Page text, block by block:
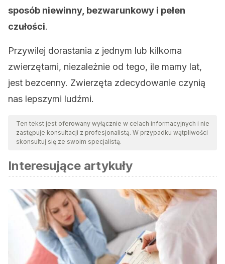
sposób niewinny, bezwarunkowy i pełen
czułości.
Przywilej dorastania z jednym lub kilkoma
zwierzętami, niezależnie od tego, ile mamy lat,
jest bezcenny. Zwierzęta zdecydowanie czynią
nas lepszymi ludźmi.
Ten tekst jest oferowany wyłącznie w celach informacyjnych i nie
zastępuje konsultacji z profesjonalistą. W przypadku wątpliwości
skonsultuj się ze swoim specjalistą.
Interesujące artykuły